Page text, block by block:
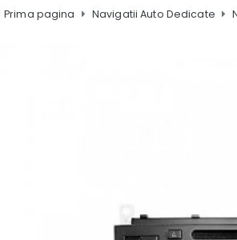
Prima pagina Navigatii Auto Dedicate